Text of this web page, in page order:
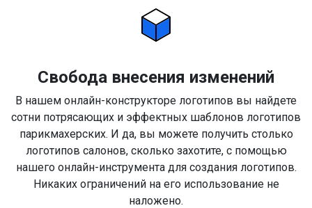
Свобода внесения изменений
В нашем онлайн-конструкторе логотипов вы найдете
сотни потрясающих и эффектных шаблонов логотипов
парикмахерских. И да, вы можете получить столько
логотипов салонов, сколько захотите, с помощью
нашего онлайн-инструмента для создания логотипов.
Никаких ограничений на его использование не
наложено.